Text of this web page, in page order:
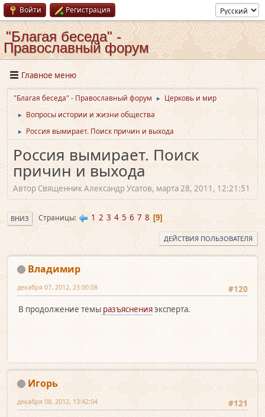
Войти Регистрация
"Благая беседа" -
Православный форум
Главное меню
"Благая беседа" - Православный форум ► Церковь и мир
► Вопросы истории и жизни общества
► Россия вымирает. Поиск причин и выхода
Россия вымирает. Поиск
причин и выхода
Автор Священник Александр Усатов, марта 28, 2011, 12:21:51
ВНИЗ Страницы 1 2 3 4 5 6 7 8 9
ДЕЙСТВИЯ ПОЛЬЗОВАТЕЛЯ
Владимир
#120
декабря 07, 2012, 23:00:08
В продолжение темы разъясненияэксперта.
Игорь
#121
декабря 08, 2012, 13:42:04